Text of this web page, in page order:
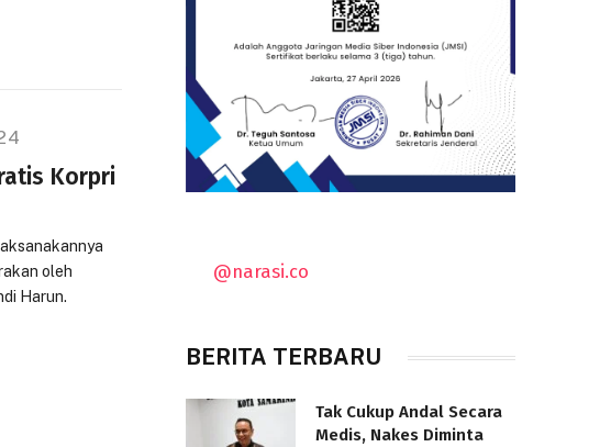
Korpri
oleh
Harun.
@narasi.co
BERITA TERBARU
Tak Cukup Andal Secara
Medis, Nakes Diminta